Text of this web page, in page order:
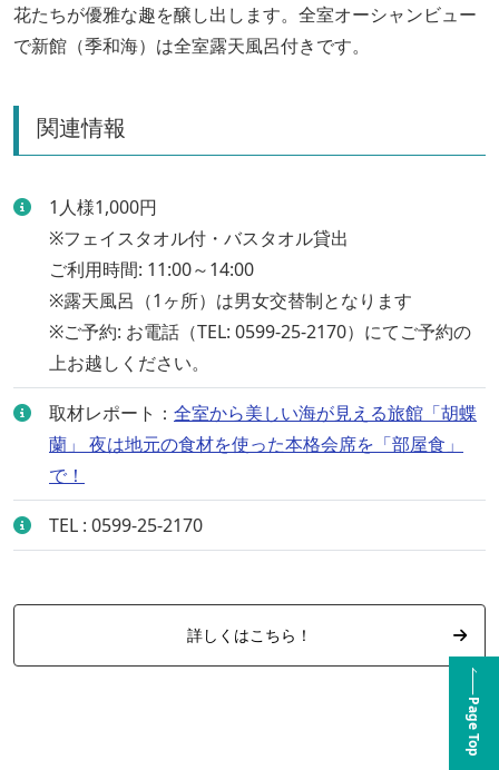
花たちが優雅な趣を醸し出します。全室オーシャンビュー
で新館（季和海）は全室露天風呂付きです。
関連情報
1人様1,000円
※フェイスタオル付・バスタオル貸出
ご利用時間: 11:00～14:00
※露天風呂（1ヶ所）は男女交替制となります
※ご予約: お電話（TEL: 0599-25-2170）にてご予約の
上お越しください。
取材レポート： 全室から美しい海が見える旅館「胡蝶
蘭」 夜は地元の食材を使った本格会席を「部屋食」
で！
TEL : 0599-25-2170
詳しくはこちら！
Page Top